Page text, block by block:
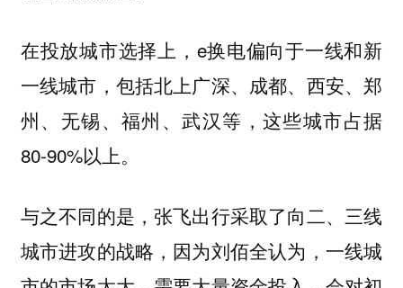
在投放城市选择上，e换电偏向于一线和新
一线城市，包括北上广深、成都、西安、郑
州、无锡、福州、武汉等，这些城市占据
80-90%以上。
与之不同的是，张飞出行采取了向二、三线
城市进攻的战略，因为刘佰全认为，一线城